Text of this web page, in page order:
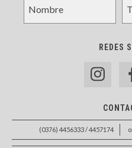
REDES
(0376) 4456333 / 4457174